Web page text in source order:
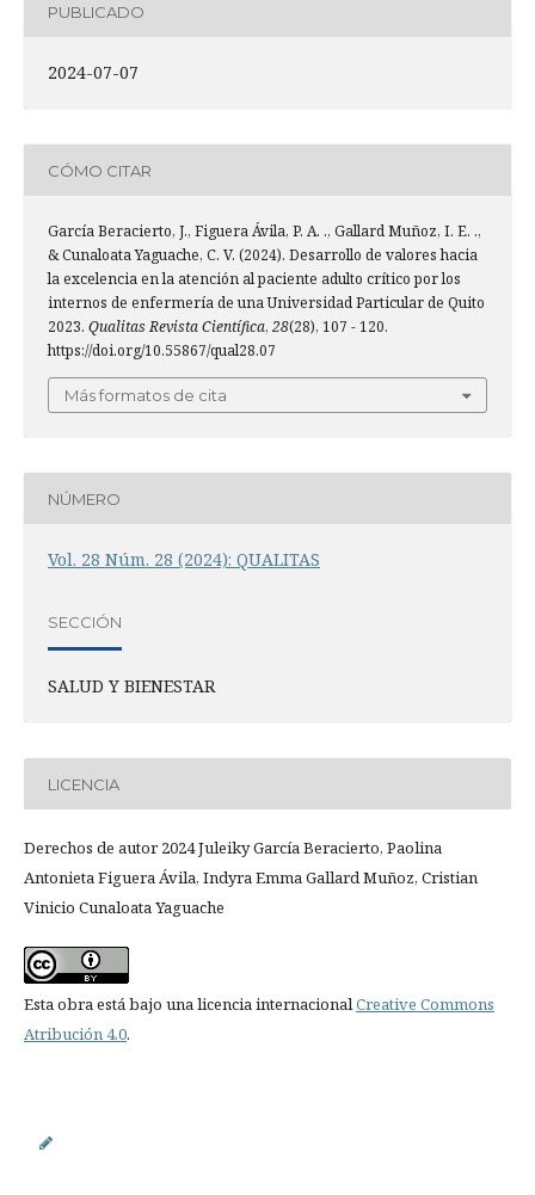
PUBLICADO
2024-07-07
CÓMO CITAR
García Beracierto, J., Figuera Ávila, P. A. ., Gallard Muñoz, I. E. .,
& Cunaloata Yaguache, C. V. (2024). Desarrollo de valores hacia
la excelencia en la atención al paciente adulto crítico por los
internos de enfermería de una Universidad Particular de Quito
2023. Qualitas Revista Científica, 28(28), 107 - 120.
https://doi.org/10.55867/qual28.07
Más formatos de cita
NÚMERO
Vol. 28 Núm. 28 (2024): QUALITAS
SECCIÓN
SALUD Y BIENESTAR
LICENCIA
Derechos de autor 2024 Juleiky García Beracierto, Paolina
Antonieta Figuera Ávila, Indyra Emma Gallard Muñoz, Cristian
Vinicio Cunaloata Yaguache
Esta obra está bajo una licencia internacionalCreative Commons
Atribución 4.0.